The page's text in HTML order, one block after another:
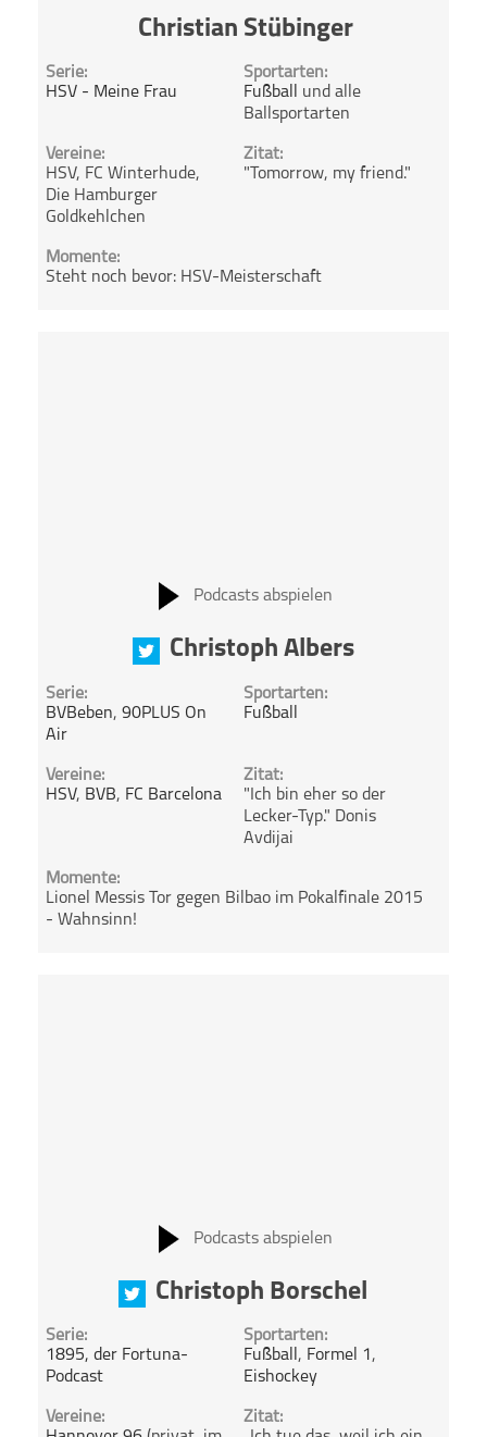
Christian Stübinger
Serie:
HSV - Meine Frau
Sportarten:
Fußball
und alle
Ballsportarten
Vereine:
HSV, FC Winterhude,
Die Hamburger
Goldkehlchen
Zitat:
"Tomorrow, my friend."
Momente:
Steht noch bevor: HSV-Meisterschaft
Podcasts abspielen
Christoph Albers
Serie:
BVBeben,90PLUS On
Air
Sportarten:
Fußball
Vereine:
HSV, BVB, FC Barcelona
Zitat:
"Ich bin eher so der
Lecker-Typ." Donis
Avdijai
Momente:
Lionel Messis Tor gegen Bilbao im Pokalfinale 2015
- Wahnsinn!
Podcasts abspielen
Christoph Borschel
Serie:
1895, der Fortuna-
Podcast
Sportarten:
Fußball , Formel 1 ,
Eishockey
Vereine:
Zitat: